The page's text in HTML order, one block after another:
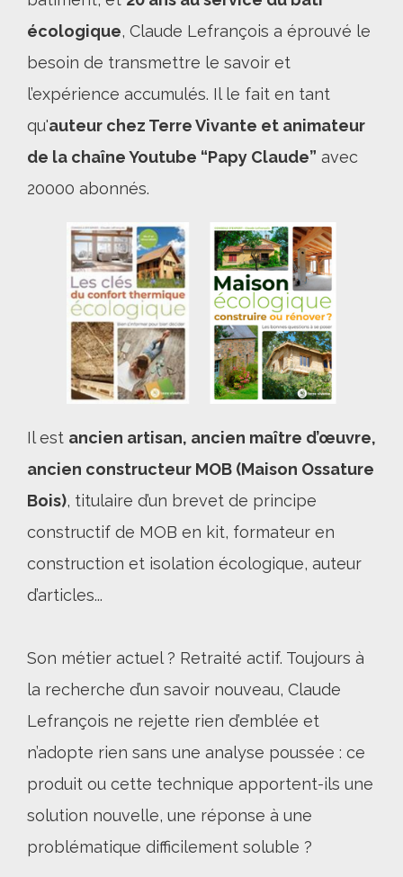
écologique, Claude Lefrançois a éprouvé le
besoin de transmettre le savoir et
l’expérience accumulés. Il le fait en tant
qu'auteur chez Terre Vivante et animateur
de la chaîne Youtube “Papy Claude” avec
20000 abonnés.
Il est ancien artisan, ancien maître d’œuvre,
ancien constructeur MOB (Maison Ossature
Bois), titulaire d’un brevet de principe
constructif de MOB en kit, formateur en
construction et isolation écologique, auteur
d’articles...
Son métier actuel ? Retraité actif. Toujours à
la recherche d’un savoir nouveau, Claude
Lefrançois ne rejette rien d’emblée et
n’adopte rien sans une analyse poussée : ce
produit ou cette technique apportent-ils une
solution nouvelle, une réponse à une
problématique difficilement soluble ?